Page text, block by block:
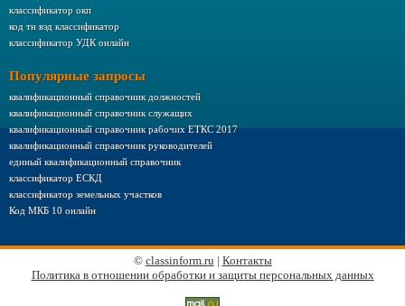
классификатор окп
код тн вэд классификатор
классификатор УДК онлайн
Популярные запросы
квалификационный справочник должностей
квалификационный справочник служащих
квалификационный справочник рабочих ЕТКС 2017
квалификационный справочник руководителей
единый квалификационный справочник
классификатор ЕСКД
классификатор земельных участков
Код МКБ 10 онлайн
© classinform.ru | Контакты
Политика в отношении обработки и защиты персональных данных